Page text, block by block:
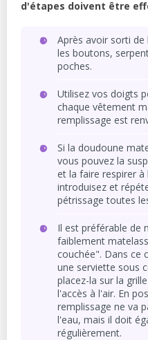
d'étapes doivent être
Après avoir sorti
les boutons,
poches.
Utilisez vos doigts
chaque vêtement
remplissage est
Si la doudoune
vous pouvez la
et la faire respirer
introduisez et
pétrissage toutes
Il est préférable de
faiblement
couchée". Dans ce
une serviette sous
placez-la sur la
l'accès à l'air. En
remplissage ne va
l'eau, mais il doit
régulièrement.